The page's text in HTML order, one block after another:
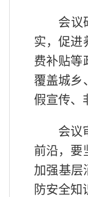
会议
实，促进
费补贴等
覆盖城乡
假宣传、
会议
前沿，要
加强基层
防安全